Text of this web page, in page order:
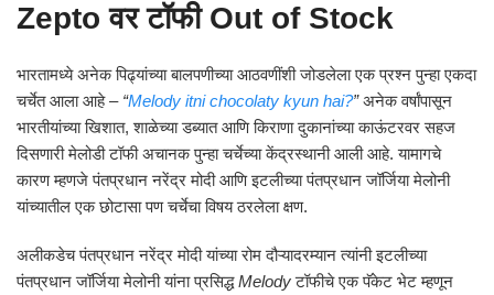
Zepto वर टॉफी Out of Stock
भारतामध्ये अनेक पिढ्यांच्या बालपणीच्या आठवणींशी जोडलेला एक प्रश्न पुन्हा एकदा
चर्चेत आला आहे – “Melody itni chocolaty kyun hai?”अनेक वर्षांपासून
भारतीयांच्या खिशात, शाळेच्या डब्यात आणि किराणा दुकानांच्या काऊंटरवर सहज
दिसणारी मेलोडी टॉफी अचानक पुन्हा चर्चेच्या केंद्रस्थानी आली आहे. यामागचे
कारण म्हणजे पंतप्रधान नरेंद्र मोदी आणि इटलीच्या पंतप्रधान जॉर्जिया मेलोनी
यांच्यातील एक छोटासा पण चर्चेचा विषय ठरलेला क्षण.
अलीकडेच पंतप्रधान नरेंद्र मोदी यांच्या रोम दौऱ्यादरम्यान त्यांनी इटलीच्या
पंतप्रधान जॉर्जिया मेलोनी यांना प्रसिद्धMelodyटॉफीचे एक पॅकेट भेट म्हणून